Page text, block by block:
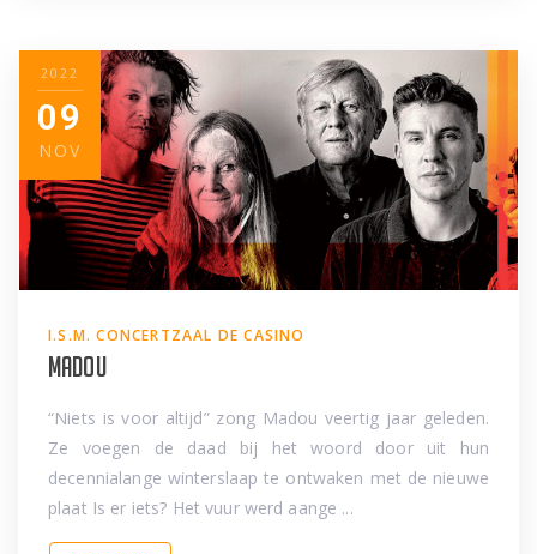
2022
09
NOV
I.S.M. CONCERTZAAL DE CASINO
Madou
“Niets is voor altijd” zong Madou veertig jaar geleden.
Ze voegen de daad bij het woord door uit hun
decennialange winterslaap te ontwaken met de nieuwe
plaat Is er iets? Het vuur werd aange ...